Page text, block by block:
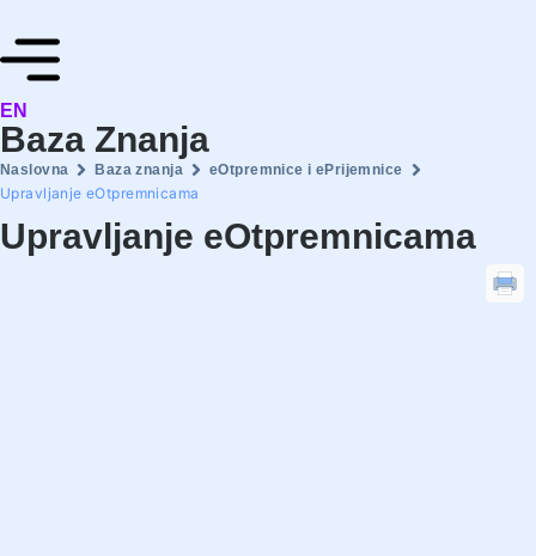
EN
Baza Znanja
Naslovna Baza znanja eOtpremnice i ePrijemnice
Upravljanje eOtpremnicama
Upravljanje eOtpremnicama